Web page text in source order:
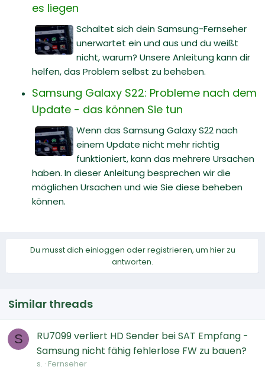
es liegen
Schaltet sich dein Samsung-Fernseher
unerwartet ein und aus und du weißt
nicht, warum? Unsere Anleitung kann dir
helfen, das Problem selbst zu beheben.
Samsung Galaxy S22: Probleme nach dem
Update - das können Sie tun
Wenn das Samsung Galaxy S22 nach
einem Update nicht mehr richtig
funktioniert, kann das mehrere Ursachen
haben. In dieser Anleitung besprechen wir die
möglichen Ursachen und wie Sie diese beheben
können.
Du musst dich einloggen oder registrieren, um hier zu
antworten.
Similar threads
S
RU7099 verliert HD Sender bei SAT Empfang -
Samsung nicht fähig fehlerlose FW zu bauen?
s. Fernseher